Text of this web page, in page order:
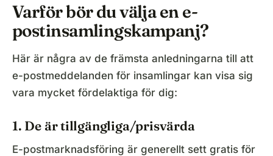
Varför bör du välja en e-
postinsamlingskampanj?
Här är några av de främsta anledningarna till att
e-postmeddelanden för insamlingar kan visa sig
vara mycket fördelaktiga för dig:
1. De är tillgängliga/prisvärda
E-postmarknadsföring är generellt sett gratis för